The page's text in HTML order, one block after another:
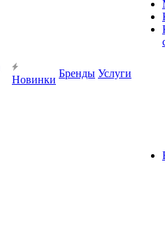
Новинки
Бренды Услуги